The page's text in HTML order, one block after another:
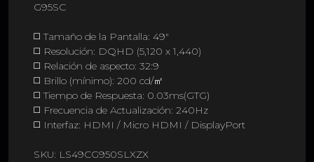
G95SC
◻️ Tamaño de la Pantalla: 49"
◻️ Resolución: DQHD (5,120 x 1,440)
◻️ Relación de aspecto: 32:9
◻️ Brillo (mínimo): 200 cd/㎡
◻️ Tiempo de Respuesta: 0.03ms(GTG)
◻️ Frecuencia de Actualización: 240Hz
◻️ Interfaz: HDMI / Micro HDMI / DisplayPort
SKU: LS49CG950SLXZX